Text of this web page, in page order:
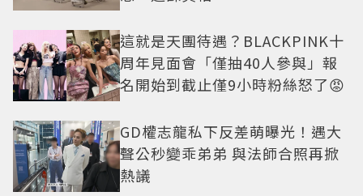
這就是天團待遇？BLACKPINK十
周年見面會「僅抽40人參與」報
名開始到截止僅9小時粉絲怒了😡
GD權志龍私下反差萌曝光！遇大
聲公秒變乖弟弟 與法師合照再掀
熱議